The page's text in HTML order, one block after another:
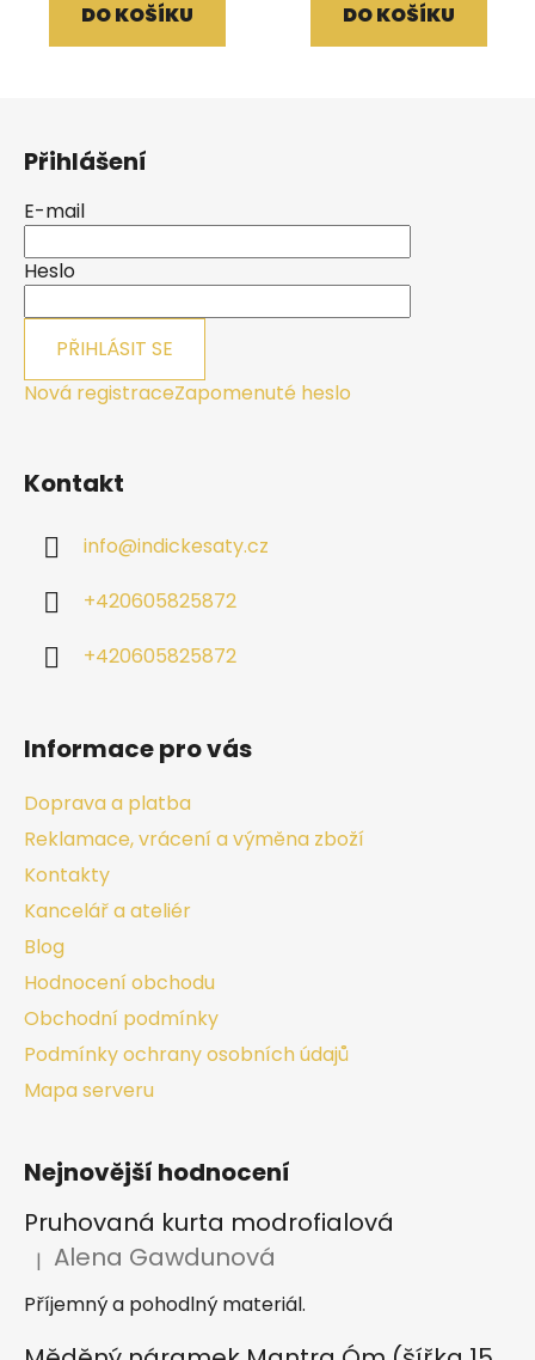
DO KOŠÍKU DO KOŠÍKU
Přihlášení
E-mail
Heslo
PŘIHLÁSIT SE
Nová registraceZapomenuté heslo
Kontakt
info@indickesaty.cz
+420605825872
+420605825872
Informace pro vás
Doprava a platba
Reklamace, vrácení a výměna zboží
Kontakty
Kancelář a ateliér
Blog
Hodnocení obchodu
Obchodní podmínky
Podmínky ochrany osobních údajů
Mapa serveru
Nejnovější hodnocení
Pruhovaná kurta modrofialová
Hodnocení produktu je 5 z 5 hvězdiček.
| Alena Gawdunová
Příjemný a pohodlný materiál.